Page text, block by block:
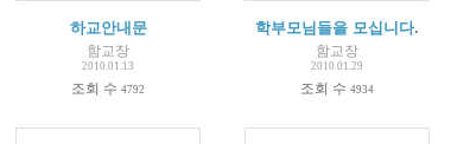
하교안내문
함교장
2010.01.13
조회 수 4792
학부모님들을 모십니다.
함교장
2010.01.29
조회 수 4934